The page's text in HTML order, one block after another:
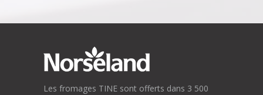
Les fromages TINE sont offerts dans 3 500